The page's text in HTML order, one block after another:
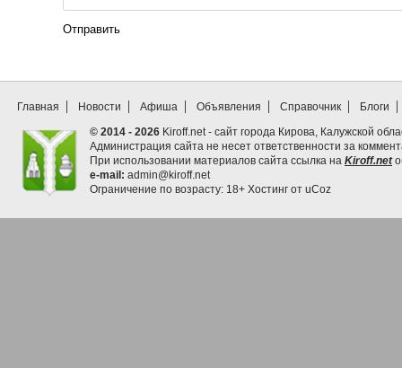
Отправить
Главная Новости Афиша Объявления Справочник
Блоги
© 2014 - 2026 Kiroff.net - сайт города Кирова, Калужской
Администрация сайта не несет ответственности за
При использовании материалов сайта ссылка на Kiroff.net
e-mail: admin@kiroff.net
Ограничение по возрасту: 18+ Хостинг от uCoz